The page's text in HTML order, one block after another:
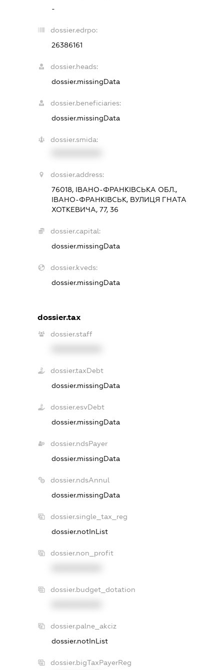
-
dossier.edrpo:
26386161
dossier.heads:
dossier.missingData
dossier.beneficiaries:
dossier.missingData
dossier.smida:
dossier.address:
76018, ІВАНО-ФРАНКІВСЬКА ОБЛ.,
ІВАНО-ФРАНКІВСЬК, ВУЛИЦЯ ГНАТА
ХОТКЕВИЧА, 77, 36
dossier.capital:
dossier.missingData
dossier.kveds:
dossier.missingData
dossier.tax
dossier.staff
dossier.taxDebt
dossier.missingData
dossier.esvDebt
dossier.missingData
dossier.ndsPayer
dossier.missingData
dossier.ndsAnnul
dossier.missingData
dossier.single_tax_reg
dossier.notInList
dossier.non_profit
dossier.budget_dotation
dossier.palne_akciz
dossier.notInList
dossier.bigTaxPayerReg